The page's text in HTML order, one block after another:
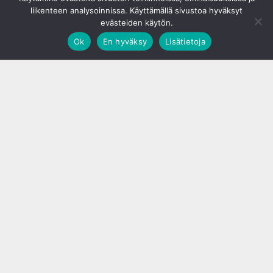
liikenteen analysoinnissa. Käyttämällä sivustoa hyväksyt
evästeiden käytön.
Ok
En hyväksy Lisätietoja